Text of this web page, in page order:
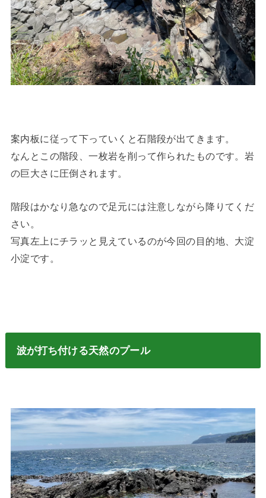
案内板に従って下っていくと石階段が出てきます。
なんとこの階段、一枚岩を削って作られたものです。岩
の巨大さに圧倒されます。
階段はかなり急なので足元には注意しながら降りてくだ
さい。
写真左上にチラッと見えているのが今回の目的地、大淀
小淀です。
波が打ち付ける天然のプール